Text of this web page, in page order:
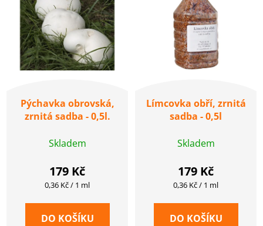
Pýchavka obrovská,
zrnitá sadba - 0,5l.
Skladem
179 Kč
Měrná
0,36 Kč / 1 ml
DO KOŠÍKU
Límcovka obří, zrnitá
sadba - 0,5l
Skladem
179 Kč
Měrná
0,36 Kč / 1 ml
DO KOŠÍKU